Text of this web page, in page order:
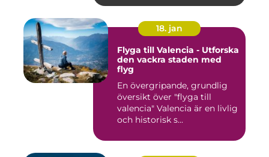
18. jan
Flyga till Valencia - Utforska
den vackra staden med
flyg
En övergripande, grundlig
översikt över "flyga till
valencia" Valencia är en livlig
och historisk s...